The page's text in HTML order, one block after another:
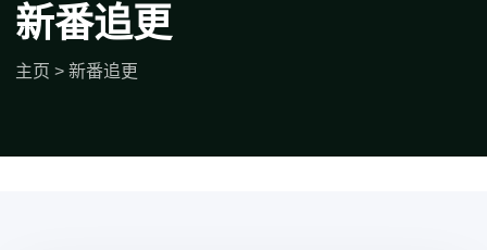
新番追更
主页 > 新番追更